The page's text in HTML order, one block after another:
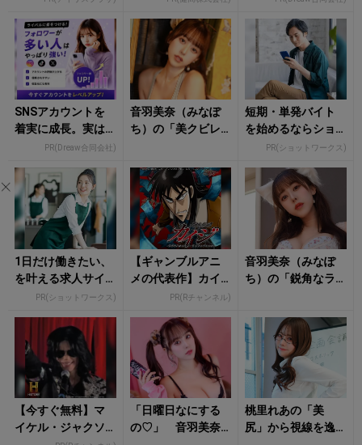
SNSアカウントを
着実に成長。実は
みんなココ使って
PR(Dreaw合同会社)
音羽美奈（みなぽ
ち）の「美クビレ
中！
短期・単発バイト
を始めるならショ
ットワークス
PR(ショットワークス)
1日だけ働きたい、
を叶える求人サイ
PR(ショットワークス)
【ギャンブルアニ
メの代表作】カイ
ジが完全無料で見
PR(Rチャンネル)
音羽美奈（みなぽ
ち）の「鋭角なラ
タジ！
【今すぐ無料】マ
イケル・ジャクソ
「日曜日なにする
の♡」 音羽美奈
桃里れあの「美
尻」から視線を逸